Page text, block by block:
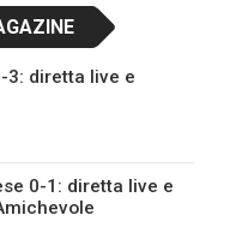
3: diretta live e
0-1: diretta live e